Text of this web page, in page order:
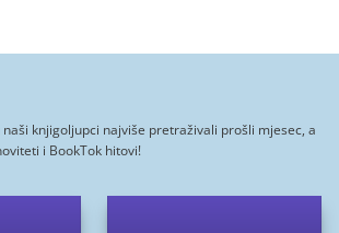
naši knjigoljupci najviše pretraživali prošli mjesec, a
i BookTok hitovi!